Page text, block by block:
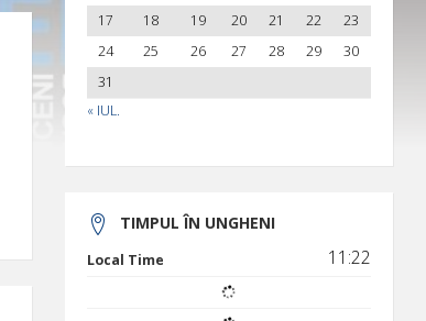
« IUL.
17
18 19 20 21 22
23
24
25 26 27 28 29
30
31
TIMPUL ÎN UNGHENI
Local Time 11:22